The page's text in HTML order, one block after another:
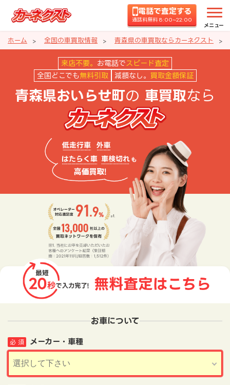
電話で査定する
通話料無料 8:00~22:00
メニュー
ホーム 全国の車買取情報 青森県の車買取ならカーネクスト
青森県おいらせ町の車買取なら
来店不要。 お電話で スピード査定
全国どこでも 無料引取 減額なし。 買取金額保証
青森県おいらせ町の 車買取なら
お車について
メーカー・車種
必 須